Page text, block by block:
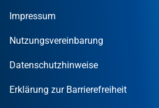
Finanzpublikationen
Öffentliche Kunden
STARTERCENTER NRW
NRW.Venture
Impressum
Nutzungsvereinbarung
Datenschutzhinweise
Erklärung zur Barrierefreiheit